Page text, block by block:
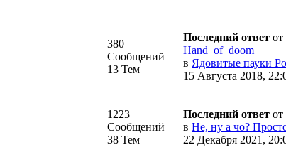
380
Сообщений
13 Тем
Последний ответ от
Hand_of_doom
в Ядовитые пауки
15 Августа 2018,
1223
Сообщений
38 Тем
Последний ответ от
в Не, ну а чо?
22 Декабря 2021,